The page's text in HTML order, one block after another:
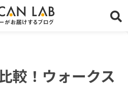
較！ウォークス